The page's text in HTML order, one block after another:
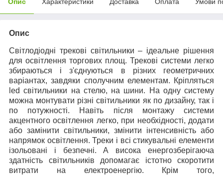
Опис
Світлодіодні трекові світильники – ідеальне рішення
для освітлення торгових площ. Трекові системи легко
збираються і з'єднуються в різних геометричних
варіантах, завдяки сполучним елементам. Кріпляться
led світильники на стелю, на шини. На одну систему
можна монтувати різні світильники як по дизайну, так і
по потужності. Навіть після монтажу системи
акцентного освітлення легко, при необхідності, додати
або замінити світильники, змінити інтенсивність або
напрямок освітлення. Треки і всі стикувальні елементи
ізольовані і безпечні. А висока енергозберігаюча
здатність світильників допомагає істотно скоротити
витрати на електроенергію. Крім того,